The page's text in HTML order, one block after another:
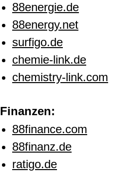
88energie.de
88energy.net
surfigo.de
chemie-link.de
chemistry-link.com
Finanzen:
88finance.com
88finanz.de
ratigo.de